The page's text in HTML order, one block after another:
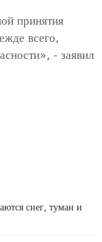
принятия
всего,
- заявил
снег, туман и